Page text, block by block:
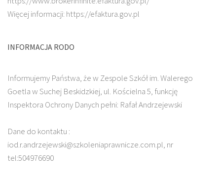
Więcej informacji: https://efaktura.gov.pl
INFORMACJA RODO
Informujemy Państwa, że w Zespole Szkół im. Walerego
Goetla w Suchej Beskidzkiej, ul. Kościelna 5, funkcję
Inspektora Ochrony Danych pełni: Rafał Andrzejewski
Dane do kontaktu :
iod.r.andrzejewski@szkoleniaprawnicze.com.pl, nr
tel:504976690